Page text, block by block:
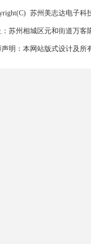
苏州美志达电子科
苏州相城区元和街道万客
声明：本网站版式设计及所